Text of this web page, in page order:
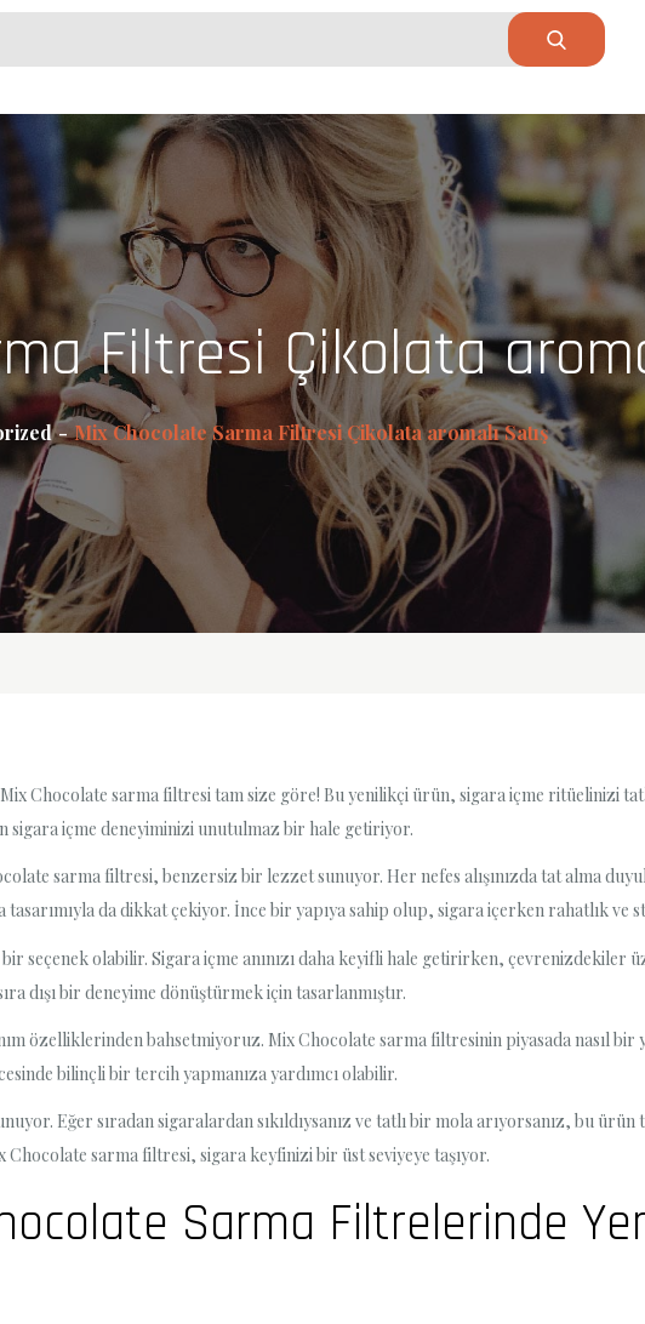
Filtresi Çikolata
Mix Chocolate Sarma Filtresi Çikolata aromalı Satış
Mix Chocolate sarma filtresi tam size göre! Bu yenilikçi ürün, sigara içme ritüelinizi
sigara içme deneyiminizi unutulmaz bir hale getiriyor.
sarma filtresi, benzersiz bir lezzet sunuyor. Her nefes alışınızda tat alma
da dikkat çekiyor. İnce bir yapıya sahip olup, sigara içerken rahatlık ve
seçenek olabilir. Sigara içme anınızı daha keyifli hale getirirken, çevrenizdekiler
dışı bir deneyime dönüştürmek için tasarlanmıştır.
özelliklerinden bahsetmiyoruz. Mix Chocolate sarma filtresinin piyasada nasıl bir
bilinçli bir tercih yapmanıza yardımcı olabilir.
Eğer sıradan sigaralardan sıkıldıysanız ve tatlı bir mola arıyorsanız, bu ürün
sarma filtresi, sigara keyfinizi bir üst seviyeye taşıyor.
Sarma Filtrelerinde